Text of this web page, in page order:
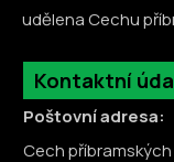
udělena Cechu
Kontaktní
Poštovní adresa:
Cech